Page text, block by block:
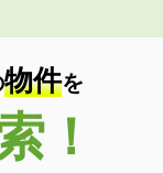
物件を
！